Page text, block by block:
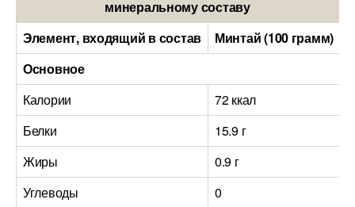
минеральному составу
Элемент, входящий в состав
Минтай (100 грамм)
Основное
Калории
72 ккал
Белки
15.9 г
Жиры
0.9 г
Углеводы
0